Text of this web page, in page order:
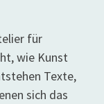
für
wie Kunst
Texte,
sich das